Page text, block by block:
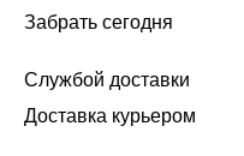
Копировать
Забрать сегодня
Службой доставки
Доставка курьером